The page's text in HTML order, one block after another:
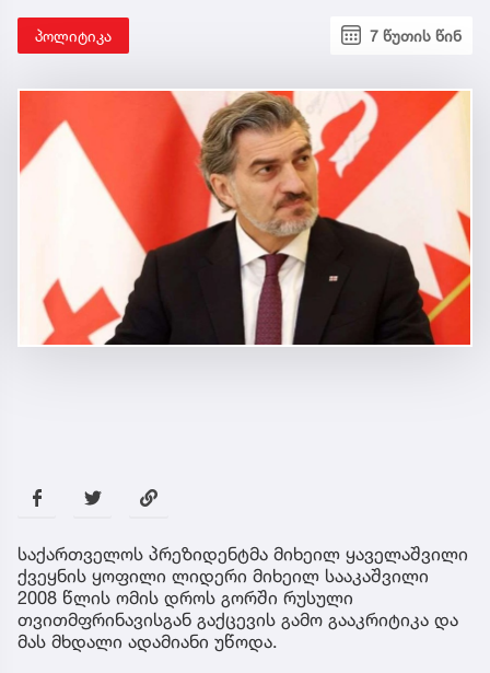
პოლიტიკა 7 წუთის წინ
საქართველოს პრეზიდენტმა მიხეილ ყაველაშვილი
ქვეყნის ყოფილი ლიდერი მიხეილ სააკაშვილი
2008 წლის ომის დროს გორში რუსული
თვითმფრინავისგან გაქცევის გამო გააკრიტიკა და
მას მხდალი ადამიანი უწოდა.